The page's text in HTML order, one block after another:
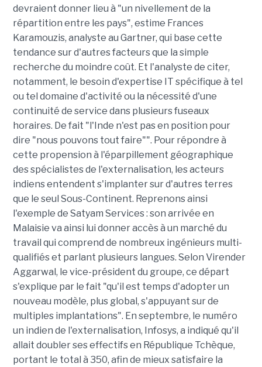
devraient donner lieu à "un nivellement de la
répartition entre les pays", estime Frances
Karamouzis, analyste au Gartner, qui base cette
tendance sur d'autres facteurs que la simple
recherche du moindre coût. Et l'analyste de citer,
notamment, le besoin d'expertise IT spécifique à tel
ou tel domaine d'activité ou la nécessité d'une
continuité de service dans plusieurs fuseaux
horaires. De fait "l'Inde n'est pas en position pour
dire "nous pouvons tout faire"". Pour répondre à
cette propension à l'éparpillement géographique
des spécialistes de l'externalisation, les acteurs
indiens entendent s'implanter sur d'autres terres
que le seul Sous-Continent. Reprenons ainsi
l'exemple de Satyam Services : son arrivée en
Malaisie va ainsi lui donner accès à un marché du
travail qui comprend de nombreux ingénieurs multi-
qualifiés et parlant plusieurs langues. Selon Virender
Aggarwal, le vice-président du groupe, ce départ
s'explique par le fait "qu'il est temps d'adopter un
nouveau modèle, plus global, s'appuyant sur de
multiples implantations". En septembre, le numéro
un indien de l'externalisation, Infosys, a indiqué qu'il
allait doubler ses effectifs en République Tchèque,
portant le total à 350, afin de mieux satisfaire la